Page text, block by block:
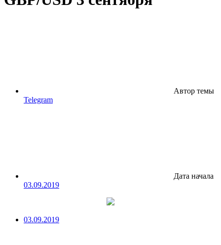
Автор темы
Telegram
Дата начала
03.09.2019
03.09.2019